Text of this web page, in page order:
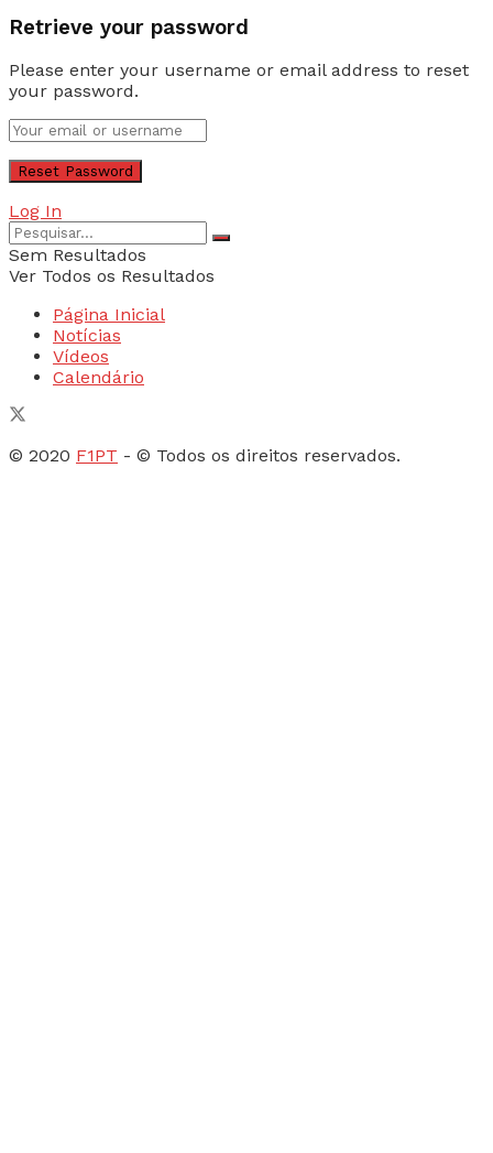
Retrieve your password
Please enter your username or email address to reset
your password.
Log In
Sem Resultados
Ver Todos os Resultados
Página Inicial
Notícias
Vídeos
Calendário
© 2020 F1PT - © Todos os direitos reservados.